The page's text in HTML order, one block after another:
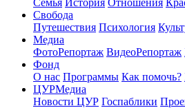
Семья История Отношения
Свобода
Путешествия Психология
Медиа
ФотоРепортаж ВидеоРепортаж
Фонд
О нас Программы Как помочь?
ЦУРМедиа
Новости ЦУР Госпаблики